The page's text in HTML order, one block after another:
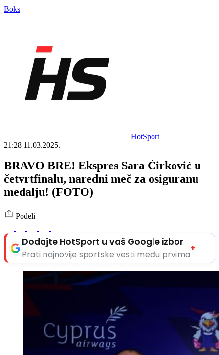
Boks
HotSport
21:28 11.03.2025.
BRAVO BRE! Ekspres Sara Ćirković u
četvrtfinalu, naredni meč za osiguranu
medalju! (FOTO)
Podeli
Dodajte HotSport u vaš Google izbor
Prati najnovije sportske vesti među prvima
+